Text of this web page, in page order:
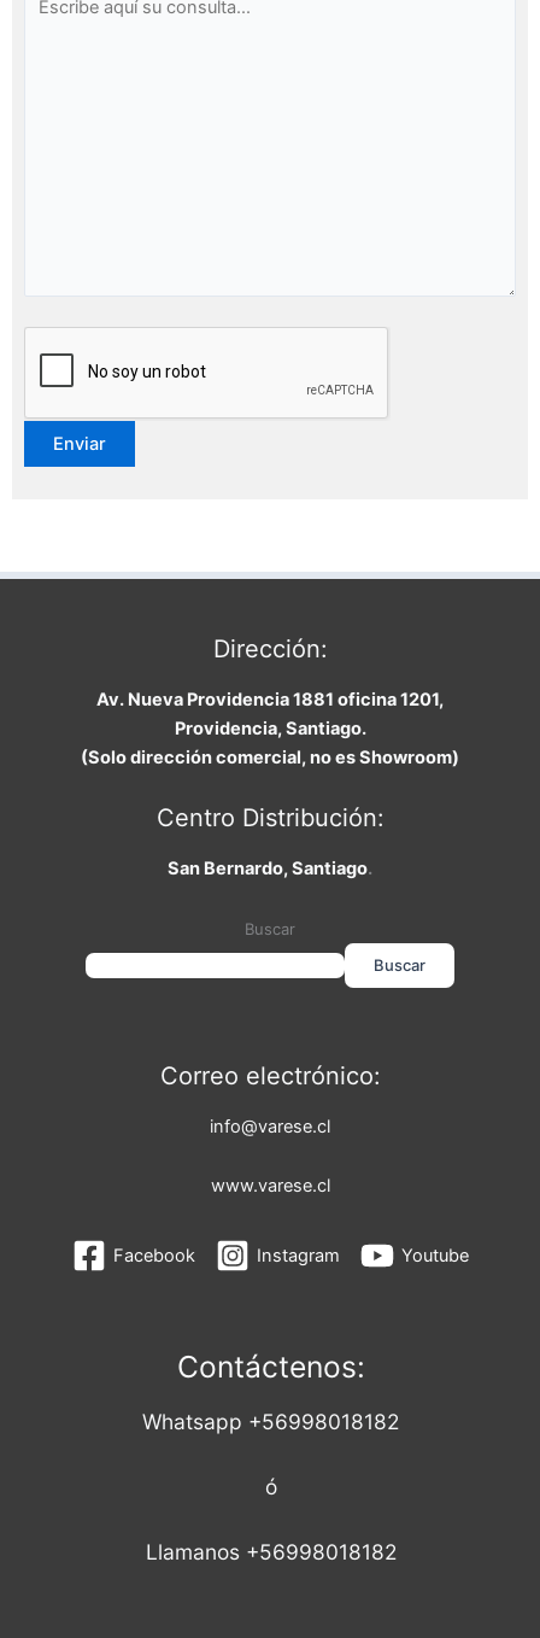
Dirección:
Av. Nueva Providencia 1881 oficina 1201,
Providencia, Santiago.
(Solo dirección comercial, no es Showroom)
Centro Distribución:
San Bernardo, Santiago.
Buscar
Buscar
Correo electrónico:
info@varese.cl
www.varese.cl
Facebook Instagram Youtube
Contáctenos:
Whatsapp +56998018182
ó
Llamanos +56998018182